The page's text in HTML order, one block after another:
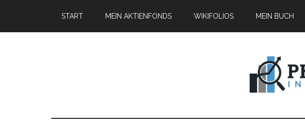
START MEIN AKTIENFONDS WIKIFOLIOS MEIN BUCH